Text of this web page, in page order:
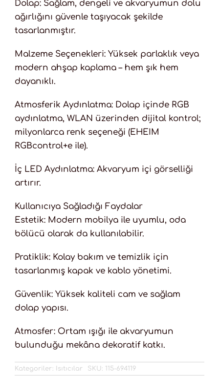
Dolap: Sağlam, dengeli ve akvaryumun dolu
ağırlığını güvenle taşıyacak şekilde
tasarlanmıştır.
Malzeme Seçenekleri: Yüksek parlaklık veya
modern ahşap kaplama – hem şık hem
dayanıklı.
Atmosferik Aydınlatma: Dolap içinde RGB
aydınlatma, WLAN üzerinden dijital kontrol;
milyonlarca renk seçeneği (EHEIM
RGBcontrol+e ile).
İç LED Aydınlatma: Akvaryum içi görselliği
artırır.
Kullanıcıya Sağladığı Faydalar
Estetik: Modern mobilya ile uyumlu, oda
bölücü olarak da kullanılabilir.
Pratiklik: Kolay bakım ve temizlik için
tasarlanmış kapak ve kablo yönetimi.
Güvenlik: Yüksek kaliteli cam ve sağlam
dolap yapısı.
Atmosfer: Ortam ışığı ile akvaryumun
bulunduğu mekâna dekoratif katkı.
Kategoriler: Isıtıcılar SKU: 115-694119